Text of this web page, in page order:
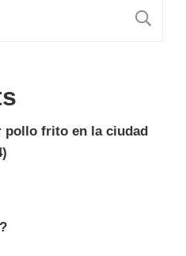
pollo frito en la ciudad